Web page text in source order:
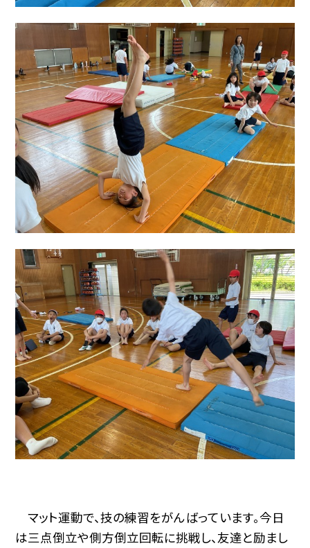
マット運動で、技の練習をがんばっています。今日
は三点倒立や側方倒立回転に挑戦し、友達と励まし